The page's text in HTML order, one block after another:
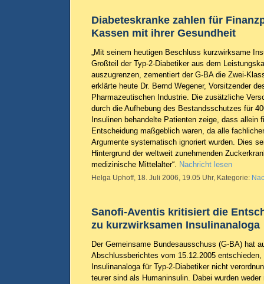
Diabeteskranke zahlen für
Kassen mit ihrer Gesundheit
„Mit seinem heutigen Beschluss kurzwirksame
Großteil der Typ-2-Diabetiker aus dem
auszugrenzen, zementiert der G-BA die Zwei-
erklärte heute Dr. Bernd Wegener, Vorsitzender
Pharmazeutischen Industrie. Die zusätzliche
durch die Aufhebung des Bestandsschutzes für
Insulinen behandelte Patienten zeige, dass allein
Entscheidung maßgeblich waren, da alle
Argumente systematisch ignoriert wurden. Dies
Hintergrund der weltweit zunehmenden
medizinische Mittelalter“. Nachricht lesen
Helga Uphoff, 18. Juli 2006, 19.05 Uhr, Kategorie:
Sanofi-Aventis kritisiert die
zu kurzwirksamen Insulinanaloga
Der Gemeinsame Bundesausschuss (G-BA) hat
Abschlussberichtes vom 15.12.2005
Insulinanaloga für Typ-2-Diabetiker nicht
teurer sind als Humaninsulin. Dabei wurden